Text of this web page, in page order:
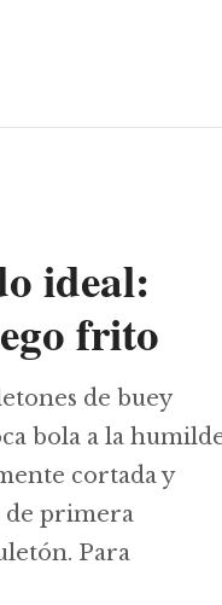
ideal:
frito
de buey
bola a la
cortada y
de primera
Para